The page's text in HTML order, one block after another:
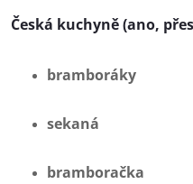
Česká kuchyně (ano,
bramboráky
sekaná
bramboračka